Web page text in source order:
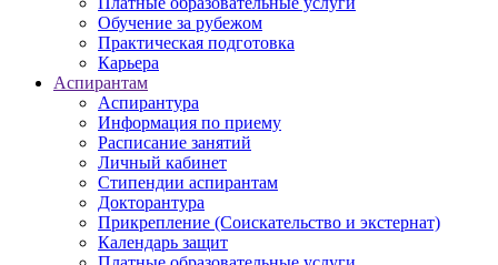
Обучение за рубежом
Практическая подготовка
Карьера
Аспирантам
Аспирантура
Информация по приему
Расписание занятий
Личный кабинет
Стипендии аспирантам
Докторантура
Прикрепление (Соискательство и экстернат)
Календарь защит